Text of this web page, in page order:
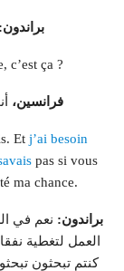
براندون:
c’est ça ?
فرانسين،
Et j’ai besoin
pas si vous
ma chance.
براندون: نعم في
العمل لتغطية
كنتم تبحثون